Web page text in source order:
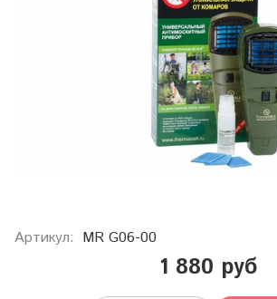
Артикул: MR G06-00
1 880 руб